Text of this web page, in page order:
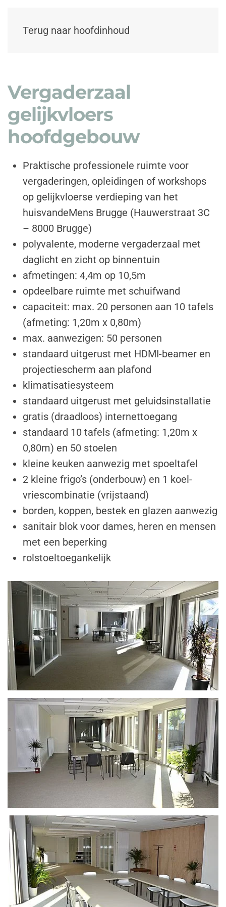
Terug naar hoofdinhoud
Vergaderzaal
gelijkvloers
hoofdgebouw
Praktische professionele ruimte voor
vergaderingen, opleidingen of workshops
op gelijkvloerse verdieping van het
huisvandeMens Brugge (Hauwerstraat 3C
– 8000 Brugge)
polyvalente, moderne vergaderzaal met
daglicht en zicht op binnentuin
afmetingen: 4,4m op 10,5m
opdeelbare ruimte met schuifwand
capaciteit: max. 20 personen aan 10 tafels
(afmeting: 1,20m x 0,80m)
max. aanwezigen: 50 personen
standaard uitgerust met HDMI-beamer en
projectiescherm aan plafond
klimatisatiesysteem
standaard uitgerust met geluidsinstallatie
gratis (draadloos) internettoegang
standaard 10 tafels (afmeting: 1,20m x
0,80m) en 50 stoelen
kleine keuken aanwezig met spoeltafel
2 kleine frigo’s (onderbouw) en 1 koel-
vriescombinatie (vrijstaand)
borden, koppen, bestek en glazen aanwezig
sanitair blok voor dames, heren en mensen
met een beperking
rolstoeltoegankelijk